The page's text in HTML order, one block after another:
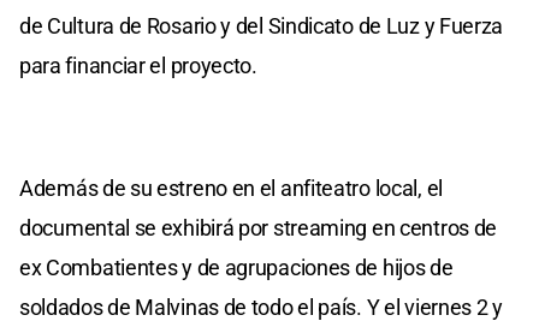
de Cultura de Rosario y del Sindicato de Luz y Fuerza
para financiar el proyecto.
Además de su estreno en el anfiteatro local, el
documental se exhibirá por streaming en centros de
ex Combatientes y de agrupaciones de hijos de
soldados de Malvinas de todo el país. Y el viernes 2 y